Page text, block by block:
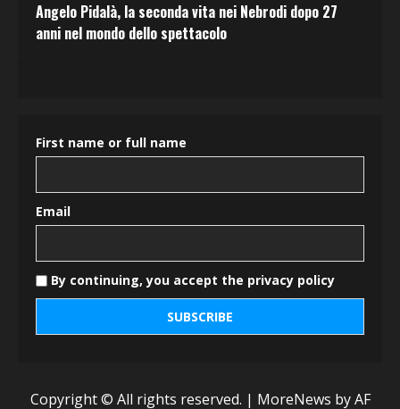
Angelo Pidalà, la seconda vita nei Nebrodi dopo 27
anni nel mondo dello spettacolo
First name or full name
Email
By continuing, you accept the privacy policy
Copyright © All rights reserved. | MoreNews by AF